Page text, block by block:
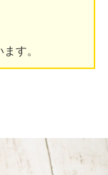
す。